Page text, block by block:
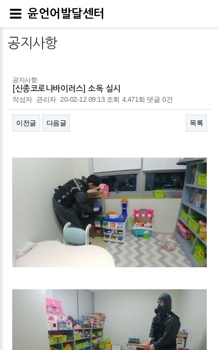
공지사항
공지사항
[신종코로나바이러스] 소독 실시
작성자 관리자 20-02-12 09:13 조회 4,471회 댓글 0건
이전글 다음글 목록
윤언어발달센터